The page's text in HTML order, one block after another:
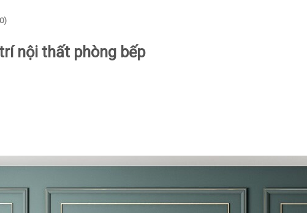
nội thất phòng bếp